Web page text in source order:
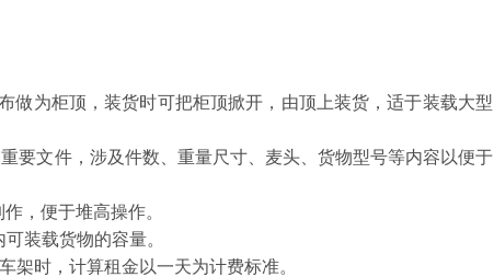
做为柜顶，装货时可把柜顶掀开，由顶上装货，适于装载大型
要文件，涉及件数、重量尺寸、麦头、货物型号等内容以便于
，便于堆高操作。
装载货物的容量。
时，计算租金以一天为计费标准。